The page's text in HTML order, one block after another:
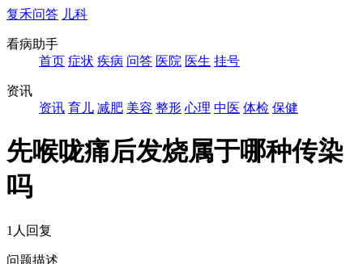
复禾问答 儿科
看病助手
首页 症状 疾病 问答 医院 医生 挂号
资讯
资讯 育儿 减肥 美容 整形 心理 中医 体检 保健
先喉咙痛后发烧属于哪种传染
吗
1人回复
问题描述